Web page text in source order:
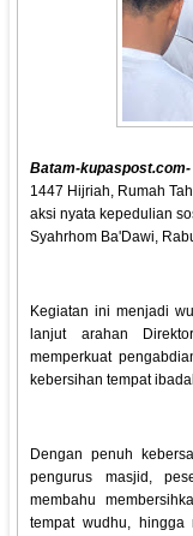
Batam-kupaspost.com-
1447 Hijriah, Rumah
aksi nyata kepedulian
Syahrhom Ba'Dawi,
Kegiatan ini menjadi
lanjut arahan
memperkuat
kebersihan tempat
Dengan penuh
pengurus masjid,
membahu
tempat wudhu,